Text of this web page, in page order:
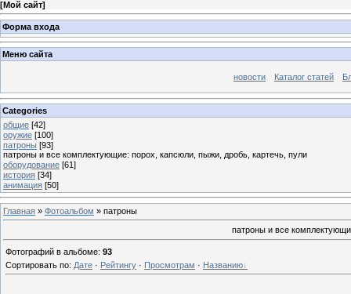
[Мой сайт]
Форма входа
Меню сайта
новости Каталог статей
Categories
общие [42]
оружие [100]
патроны [93]
патроны и все комплектующие: порох, капсюли, пыжи, дробь, картечь, пули
оборудование [61]
история [34]
анимация [50]
Главная » Фотоальбом » патроны
патроны и все
Фотографий в альбоме: 93
Сортировать по: Дате · Рейтингу · Просмотрам · Названию